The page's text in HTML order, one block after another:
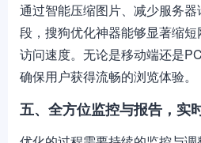
通过智能压缩图片、减少服务
段，搜狗优化神器能够显著缩
访问速度。无论是移动端还是
确保用户获得流畅的浏览体验。
五、全方位监控与报告，实